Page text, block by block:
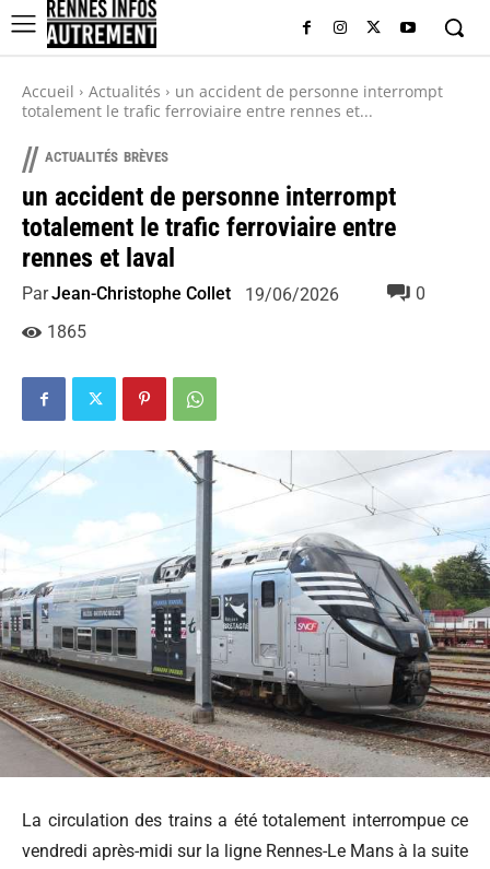
Accueil Actualités
un accident de personne interrompt
totalement le trafic ferroviaire entre rennes et...
// ACTUALITÉS BRÈVES
un accident de personne interrompt
totalement le trafic ferroviaire entre
rennes et laval
ParJean-Christophe Collet 19/06/2026
0
1865
La circulation des trains a été totalement interrompue ce
vendredi après-midi sur la ligne Rennes-Le Mans à la suite